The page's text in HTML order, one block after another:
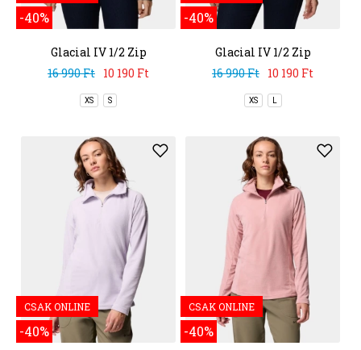
-40%
Glacial IV 1/2 Zip
16 990 Ft 10 190 Ft
XS S
-40%
Glacial IV 1/2 Zip
16 990 Ft 10 190 Ft
XS L
CSAK ONLINE
-40%
CSAK ONLINE
-40%